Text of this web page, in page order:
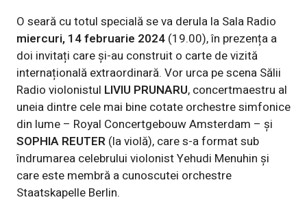
O seară cu totul specială se va derula la Sala Radio
miercuri, 14 februarie 2024 (19.00), în prezența a
doi invitați care și-au construit o carte de vizită
internațională extraordinară. Vor urca pe scena Sălii
Radio violonistul LIVIU PRUNARU, concertmaestru al
uneia dintre cele mai bine cotate orchestre simfonice
din lume – Royal Concertgebouw Amsterdam – și
SOPHIA REUTER (la violă), care s-a format sub
îndrumarea celebrului violonist Yehudi Menuhin și
care este membră a cunoscutei orchestre
Staatskapelle Berlin.